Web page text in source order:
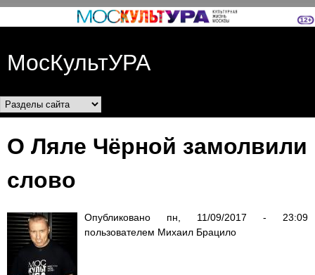
Перейти к основному
МосКультУРА
Разделы сайта
О Ляле Чёрной замолвили
слово
Опубликовано пн, 11/09/2017 - 23:09
пользователем Михаил Брацило